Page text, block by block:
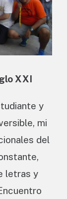
XXI
y
mi
del
letras y